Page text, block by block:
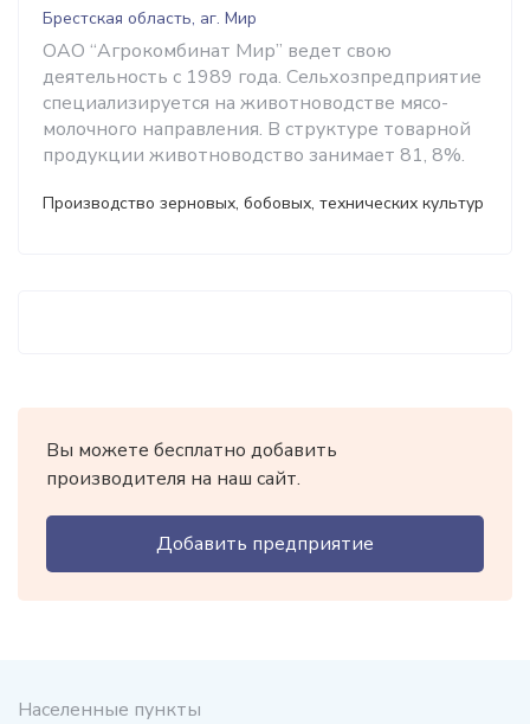
Брестская область, аг. Мир
ОАО “Агрокомбинат Мир” ведет свою
деятельность с 1989 года. Сельхозпредприятие
специализируется на животноводстве мясо-
молочного направления. В структуре товарной
продукции животноводство занимает 81, 8%.
Производство зерновых, бобовых, технических культур
Вы можете бесплатно добавить
производителя на наш сайт.
Добавить предприятие
Населенные пункты